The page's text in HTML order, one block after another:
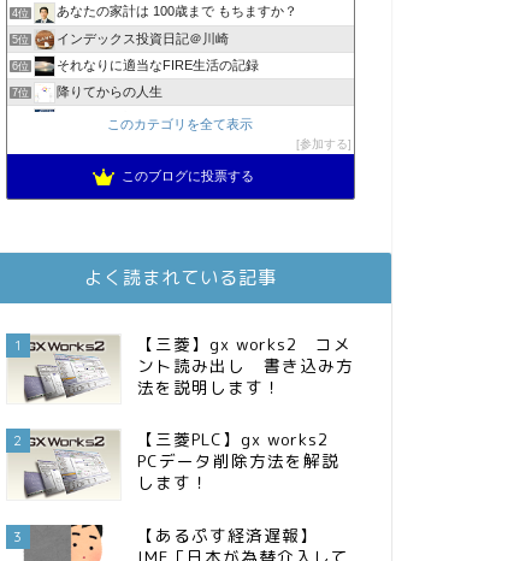
4位 あなたの家計は 100歳まで もちますか？
5位 インデックス投資日記＠川崎
6位 それなりに適当なFIRE生活の記録
7位 降りてからの人生
2023年(46歳)FIRE！！！＠20XX年FIRE！！！
スパコンSEが効率的投資で一家セミリタイアするブログ
11位 MBAのインデックス投資日記
13位 庶民的家族がインデックス投資でセミリタイア目指してみた
FPが実践するお金の知恵を磨く勉強会
15位 インデックス投資でも富裕層
このカテゴリを全て表示
参加する
このブログに投票する
よく読まれている記事
1
【三菱】gx works2 コメ
ント読み出し 書き込み方
法を説明します！
2
【三菱PLC】gx works2
PCデータ削除方法を解説
します！
3
【あるぷす経済遅報】